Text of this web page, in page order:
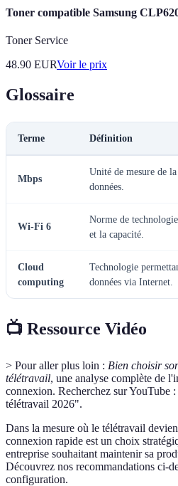
Toner compatible Samsung
Toner Service
48.90 EURVoir le prix
Glossaire
Terme Définition
Mbps
Unité de mesure de
données.
Wi-Fi 6
Norme de
et la capacité.
Cloud
computing
Technologie
données via Internet.
📺 Ressource Vidéo
> Pour aller plus loin : Bien choisir
télétravail, une analyse complète de
connexion. Recherchez sur YouTube
télétravail 2026".
Dans la mesure où le télétravail
connexion rapide est un choix
entreprise souhaitant maintenir sa
Découvrez nos recommandations ci-
configuration.